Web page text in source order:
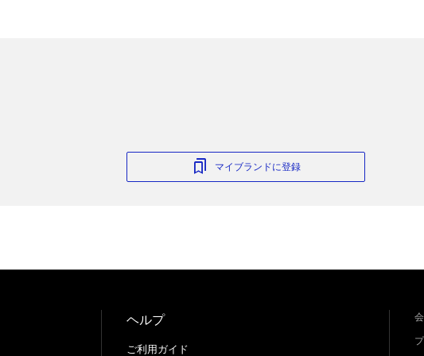
マイブランドに登録
ヘルプ
ご利用ガイド